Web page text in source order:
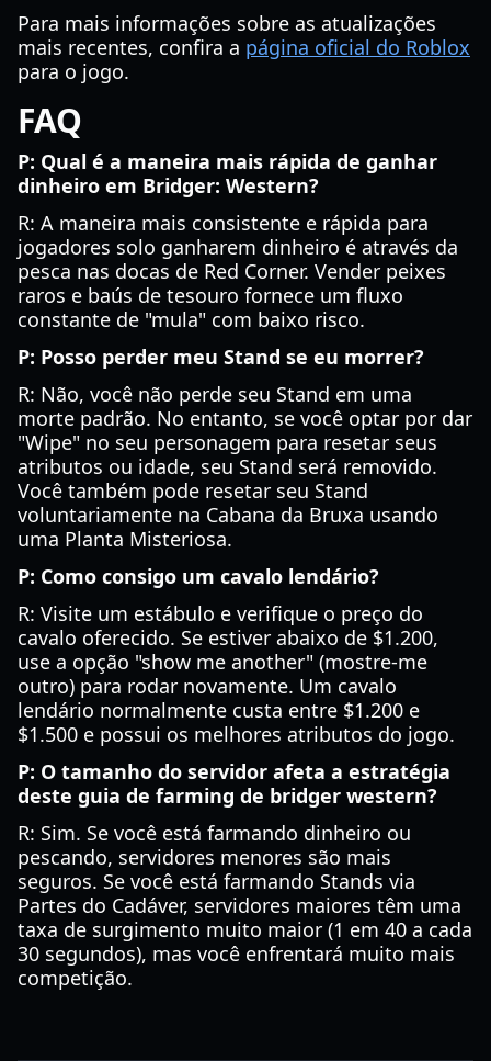
Para mais informações sobre as atualizações
mais recentes, confira a página oficial do Roblox
para o jogo.
FAQ
P: Qual é a maneira mais rápida de ganhar
dinheiro em Bridger: Western?
R: A maneira mais consistente e rápida para
jogadores solo ganharem dinheiro é através da
pesca nas docas de Red Corner. Vender peixes
raros e baús de tesouro fornece um fluxo
constante de "mula" com baixo risco.
P: Posso perder meu Stand se eu morrer?
R: Não, você não perde seu Stand em uma
morte padrão. No entanto, se você optar por dar
"Wipe" no seu personagem para resetar seus
atributos ou idade, seu Stand será removido.
Você também pode resetar seu Stand
voluntariamente na Cabana da Bruxa usando
uma Planta Misteriosa.
P: Como consigo um cavalo lendário?
R: Visite um estábulo e verifique o preço do
cavalo oferecido. Se estiver abaixo de $1.200,
use a opção "show me another" (mostre-me
outro) para rodar novamente. Um cavalo
lendário normalmente custa entre $1.200 e
$1.500 e possui os melhores atributos do jogo.
P: O tamanho do servidor afeta a estratégia
deste guia de farming de bridger western?
R: Sim. Se você está farmando dinheiro ou
pescando, servidores menores são mais
seguros. Se você está farmando Stands via
Partes do Cadáver, servidores maiores têm uma
taxa de surgimento muito maior (1 em 40 a cada
30 segundos), mas você enfrentará muito mais
competição.